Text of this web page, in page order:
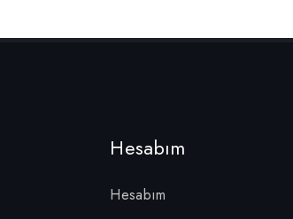
Hesabım
Hesabım